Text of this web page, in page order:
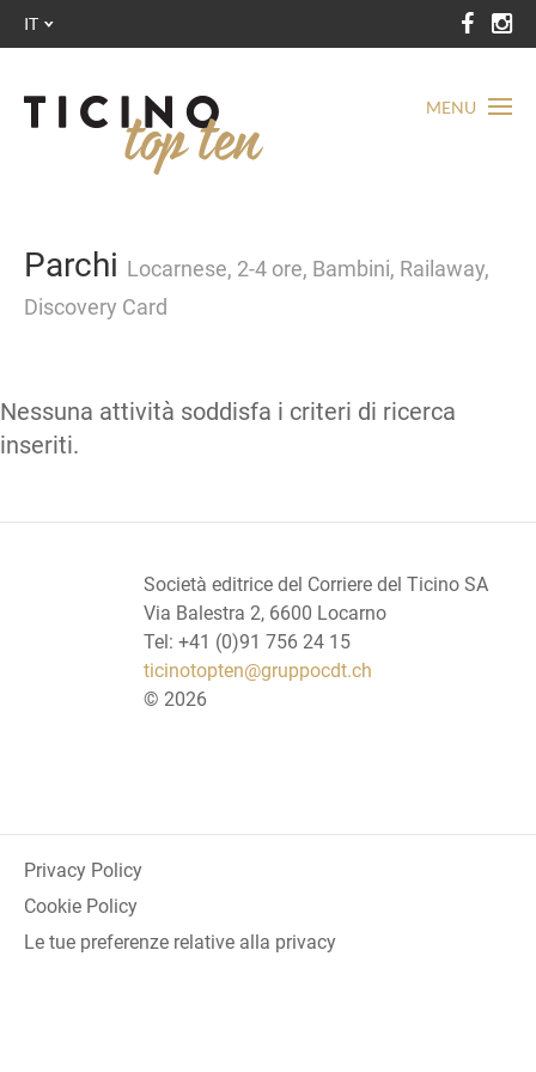
MENU
IT
Parchi Locarnese, 2-4 ore, Bambini, Railaway,
Discovery Card
Nessuna attività soddisfa i criteri di ricerca
inseriti.
Società editrice del Corriere del Ticino SA
Via Balestra 2, 6600 Locarno
Tel: +41 (0)91 756 24 15
ticinotopten@gruppocdt.ch
© 2026
Privacy Policy
Cookie Policy
Le tue preferenze relative alla privacy